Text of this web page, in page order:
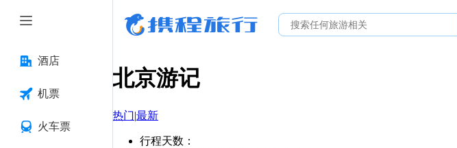
酒店
机票
火车票
北京游记
热门|最新
行程天数 ：